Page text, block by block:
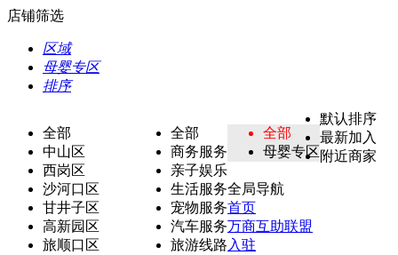
店铺筛选
区域
母婴专区
排序
全部
中山区
西岗区
沙河口区
甘井子区
高新园区
旅顺口区
全部
商务服务
亲子娱乐
生活服务
宠物服务
汽车服务
旅游线路
全部
母婴专区
默认排序
最新加入
附近商家
全局导航
首页
万商互助联盟
入驻